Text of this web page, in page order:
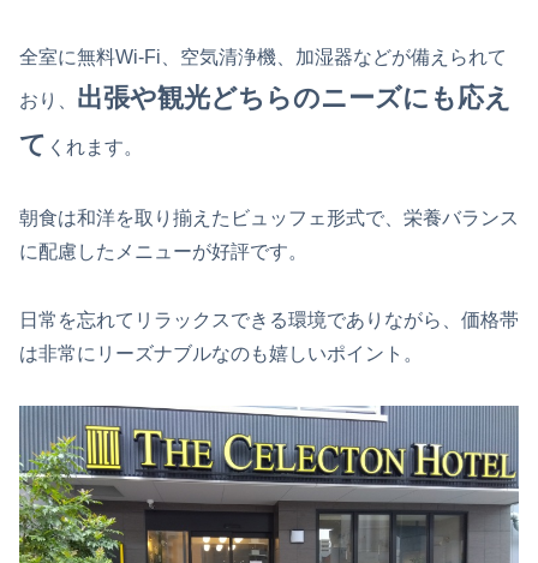
全室に無料Wi-Fi、空気清浄機、加湿器などが備えられて
おり、 出張や観光どちらのニーズにも応え
て くれます。
朝食は和洋を取り揃えたビュッフェ形式で、栄養バランス
に配慮したメニューが好評です。
日常を忘れてリラックスできる環境でありながら、価格帯
は非常にリーズナブルなのも嬉しいポイント。